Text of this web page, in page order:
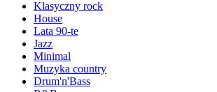
Klasyczny rock
House
Lata 90-te
Jazz
Minimal
Muzyka country
Drum'n'Bass